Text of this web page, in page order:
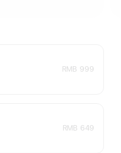
RMB 999
RMB 649